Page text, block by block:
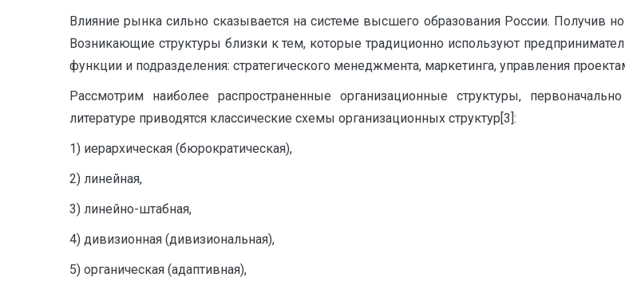
Влияние рынка сильно сказывается на системе высшего образования России. Получив
Возникающие структуры близки к тем, которые традиционно используют
функции и подразделения: стратегического менеджмента, маркетинга, управления
Рассмотрим наиболее распространенные организационные структуры,
литературе приводятся классические схемы организационных структур[3]:
1) иерархическая (бюрократическая),
2) линейная,
3) линейно-штабная,
4) дивизионная (дивизиональная),
5) органическая (адаптивная),